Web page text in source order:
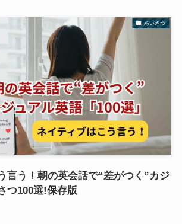
あいさつ
言う！朝の英会話で“差がつく”カジ
つ100選!保存版